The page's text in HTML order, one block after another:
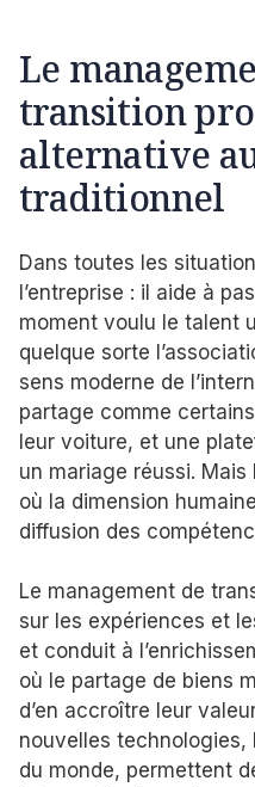
Le
transition
alternative
traditionnel
Dans toutes les
l’entreprise : il aide à
moment voulu le talent
quelque sorte
sens moderne de
partage comme
leur voiture, et une
un mariage réussi. Mais
où la dimension
diffusion des
Le management de
sur les expériences et
et conduit à
où le partage de biens
d’en accroître leur
nouvelles technologies,
du monde, permettent